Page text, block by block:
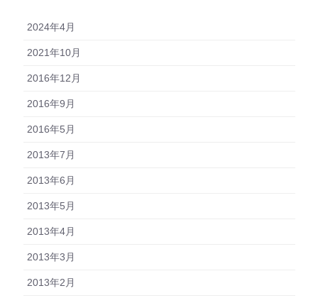
2024年4月
2021年10月
2016年12月
2016年9月
2016年5月
2013年7月
2013年6月
2013年5月
2013年4月
2013年3月
2013年2月